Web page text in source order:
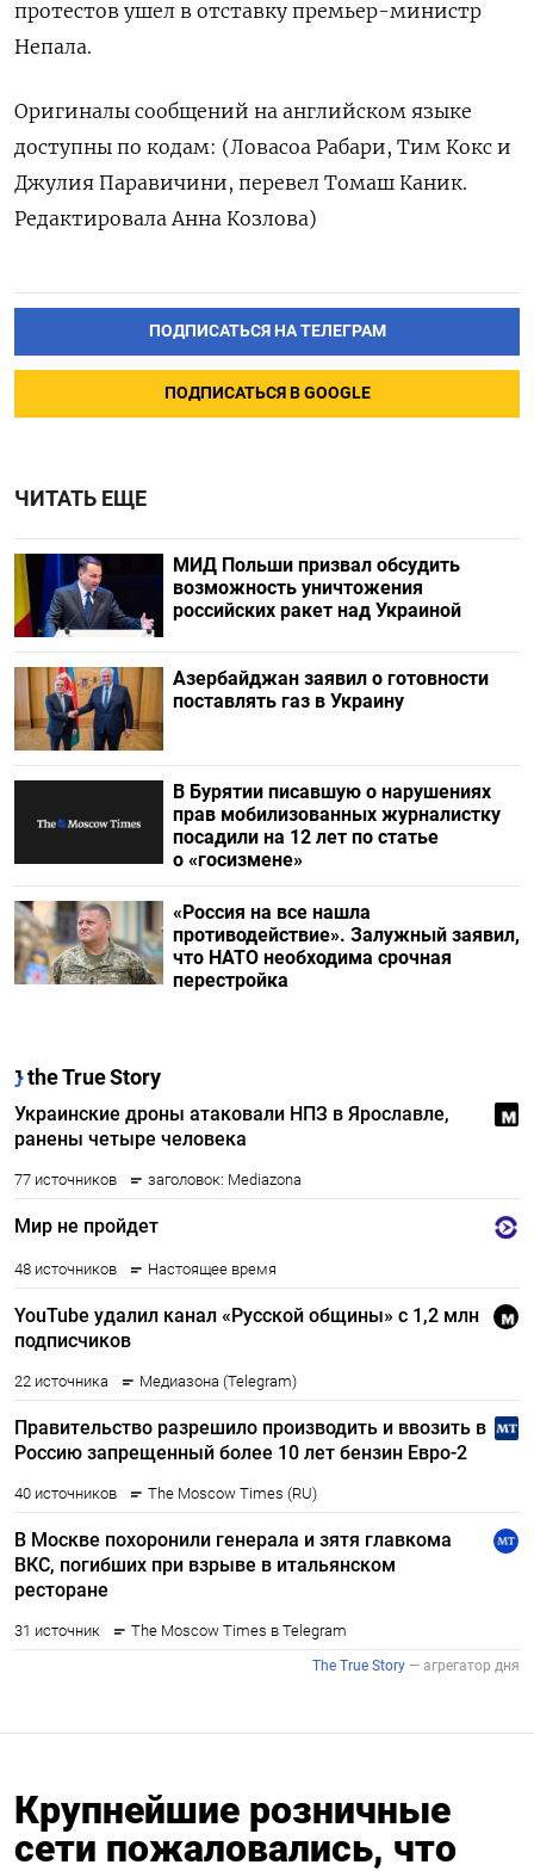
протестов ушел в отставку премьер-министр
Непала.
Оригиналы сообщений на английском языке
доступны по кодам: (Ловасоа Рабари, Тим Кокс и
Джулия Паравичини, перевел Томаш Каник.
Редактировала Анна Козлова)
ПОДПИСАТЬСЯ НА ТЕЛЕГРАМ
ПОДПИСАТЬСЯ В GOOGLE
ЧИТАТЬ ЕЩЕ
МИД Польши призвал обсудить
возможность уничтожения
российских ракет над Украиной
Азербайджан заявил о готовности
поставлять газ в Украину
В Бурятии писавшую о нарушениях
прав мобилизованных журналистку
посадили на 12 лет по статье
о «госизмене»
«Россия на все нашла
противодействие». Залужный заявил,
что НАТО необходима срочная
перестройка
Крупнейшие розничные
сети пожаловались, что